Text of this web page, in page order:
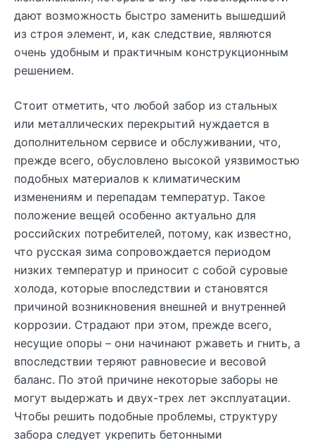
дают возможность быстро заменить вышедший
из строя элемент, и, как следствие, являются
очень удобным и практичным конструкционным
решением.
Стоит отметить, что любой забор из стальных
или металлических перекрытий нуждается в
дополнительном сервисе и обслуживании, что,
прежде всего, обусловлено высокой уязвимостью
подобных материалов к климатическим
изменениям и перепадам температур. Такое
положение вещей особенно актуально для
российских потребителей, потому, как известно,
что русская зима сопровождается периодом
низких температур и приносит с собой суровые
холода, которые впоследствии и становятся
причиной возникновения внешней и внутренней
коррозии. Страдают при этом, прежде всего,
несущие опоры – они начинают ржаветь и гнить, а
впоследствии теряют равновесие и весовой
баланс. По этой причине некоторые заборы не
могут выдержать и двух-трех лет эксплуатации.
Чтобы решить подобные проблемы, структуру
забора следует укрепить бетонными